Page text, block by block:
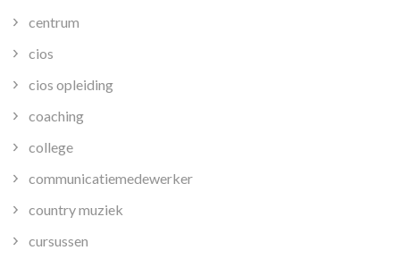
centrum
cios
cios opleiding
coaching
college
communicatiemedewerker
country muziek
cursussen